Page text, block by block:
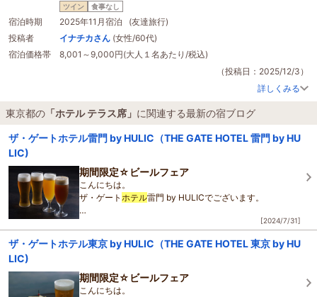
さん喜んでました。劇団四季劇場にも、直ぐでした
ツイン 食事なし
宿泊時期
2025年11月宿泊 (友達旅行)
投稿者
イナチカさん (女性/60代)
宿泊価格帯
8,001～9,000円(大人１名あたり/税込)
（投稿日：2025/12/3）
詳しくみる
東京都の 「ホテル テラス席」 に関連する最新の宿ブログ
ザ・ゲートホテル雷門 by HULIC（THE GATE HOTEL 雷門 by HU
LIC)
期間限定☆ビールフェア
こんにちは。
ザ・ゲート ホテル雷門 by HULICでございます。
「ビールフェア」のためにバーテンダーが考案した
[2024/7/31]
ザ・ゲートホテル東京 by HULIC（THE GATE HOTEL 東京 by HU
LIC)
期間限定☆ビールフェア
こんにちは。